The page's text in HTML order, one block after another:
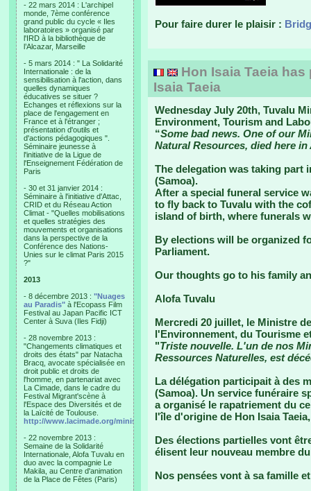
- 22 mars 2014 : L'archipel
monde, 7ème conférence
grand public du cycle « Iles
laboratoires » organisé par
l'IRD à la bibliothèque de
l’Alcazar, Marseille
- 5 mars 2014 : " La Solidarité
Internationale : de la
sensibilisation à l'action, dans
quelles dynamiques
éducatives se situer ?
Echanges et réflexions sur la
place de l'engagement en
France et à l'étranger ;
présentation d'outils et
d'actions pédagogiques ".
Séminaire jeunesse à
l'initiative de la Ligue de
l'Enseignement Fédération de
Paris
- 30 et 31 janvier 2014 :
Séminaire à l'initiative d'Attac,
CRID et du Réseau Action
Climat - "Quelles mobilisations
et quelles stratégies des
mouvements et organisations
dans la perspective de la
Conférence des Nations-
Unies sur le climat Paris 2015
?"
2013
- 8 décembre 2013 : "Nuages
au Paradis" à l'Ecopass Film
Festival au Japan Pacific ICT
Center à Suva (Iles Fidji)
- 28 novembre 2013 :
"Changements climatiques et
droits des états" par Natacha
Bracq, avocate spécialisée en
droit public et droits de
l'homme, en partenariat avec
La Cimade, dans le cadre du
Festival Migrant'scène à
l'Espace des Diversités et de
la Laïcité de Toulouse.
http://www.lacimade.org/minisites/migrantscene
- 22 novembre 2013 :
Semaine de la Solidarité
Internationale, Alofa Tuvalu en
duo avec la compagnie Le
Makila, au Centre d'animation
de la Place de Fêtes (Paris)
Pour faire durer le plaisir :
Hon Isaia Taeia
Isaia Taeia
Wednesday July 20th, Tuvalu
Environment, Tourism and
“Some bad news. One of our
Natural Resources, died here in
The delegation was taking part
(Samoa).
After a special funeral service
to fly back to Tuvalu with the
island of birth, where funerals
By elections will be organized
Parliament.
Our thoughts go to his family
Alofa Tuvalu
Mercredi 20 juillet, le Ministre
l'Environnement, du Tourisme
"Triste nouvelle. L'un de nos
Ressources Naturelles, est
La délégation participait à des
(Samoa). Un service funéraire
a organisé le rapatriement du
l'île d'origine de Hon Isaia
Des élections partielles vont
élisent leur nouveau membre
Nos pensées vont à sa famille